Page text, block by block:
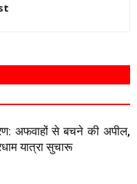
अफवाहों से बचने की अपील,
यात्रा सुचारू